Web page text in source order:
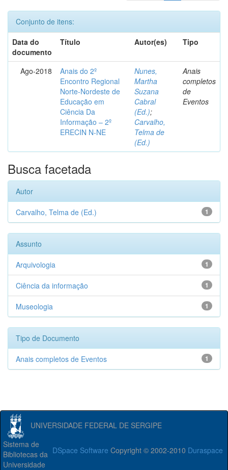
Conjunto de itens:
Data do
documento
Título Autor(es) Tipo
Ago-2018
Anais do 2º
Encontro Regional
Norte-Nordeste de
Educação em
Ciência Da
Informação – 2º
ERECIN N-NE
Nunes,
Martha
Suzana
Cabral
(Ed.);
Carvalho,
Telma de
(Ed.)
Anais
completos
de
Eventos
Busca facetada
Autor
1
Carvalho, Telma de (Ed.)
Assunto
1
Arquivologia
1
Ciência da informação
1
Museologia
Tipo de Documento
1
Anais completos de Eventos
UNIVERSIDADE FEDERAL DE SERGIPE
DSpace Software Copyright © 2002-2010 Duraspace
Sistema de
Bibliotecas da
Universidade